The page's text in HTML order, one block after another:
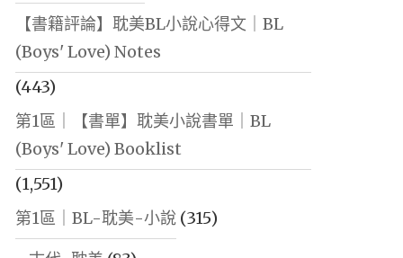
【書籍評論】耽美BL小說心得文｜BL
(Boys' Love) Notes
(443)
第1區｜【書單】耽美小說書單｜BL
(Boys' Love) Booklist
(1,551)
第1區｜BL-耽美-小說(315)